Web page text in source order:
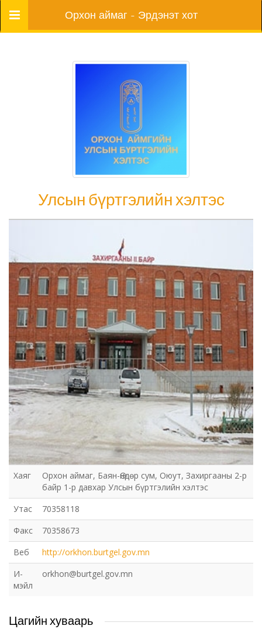
Цэс Орхон аймаг - Эрдэнэт хот
Улсын бүртгэлийн хэлтэс
Улсын бүртгэлийн хэлтэс
Хаяг
Орхон аймаг, Баян-Өндөр сум, Оюут, Захиргааны 2-р
байр 1-р давхар Улсын бүртгэлийн хэлтэс
Утас
70358118
Факс
70358673
Веб
http://orkhon.burtgel.gov.mn
И-
мэйл
orkhon@burtgel.gov.mn
Цагийн хуваарь